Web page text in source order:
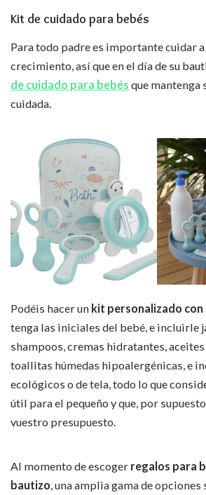
Kit de cuidado para bebés
Para todo padre es importante cuidar
crecimiento, así que en el día de su
de cuidado para bebés que mantenga
cuidada.
Podéis hacer un kit personalizado con
tenga las iniciales del bebé, e incluirle
shampoos, cremas hidratantes,
toallitas húmedas hipoalergénicas, e
ecológicos o de tela, todo lo que
útil para el pequeño y que, por
vuestro presupuesto.
Al momento de escoger regalos para
bautizo, una amplia gama de opciones